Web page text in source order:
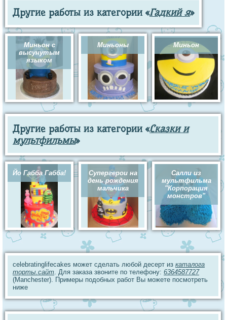
Другие работы из категории «Гадкий я»
Миньон с
высунутым
языком
Миньоны Миньон
Другие работы из категории «Сказки и
мультфильмы»
Йо Габба Габба!
Супергерои на
день рождения
мальчика
Салли из
мультфильма
"Корпорация
монстров"
celebratinglifecakes может сделать любой десерт из каталога
торты.сайт. Для заказа звоните по телефону: 6364587727
(Manchester). Примеры подобных работ Вы можете посмотреть
ниже